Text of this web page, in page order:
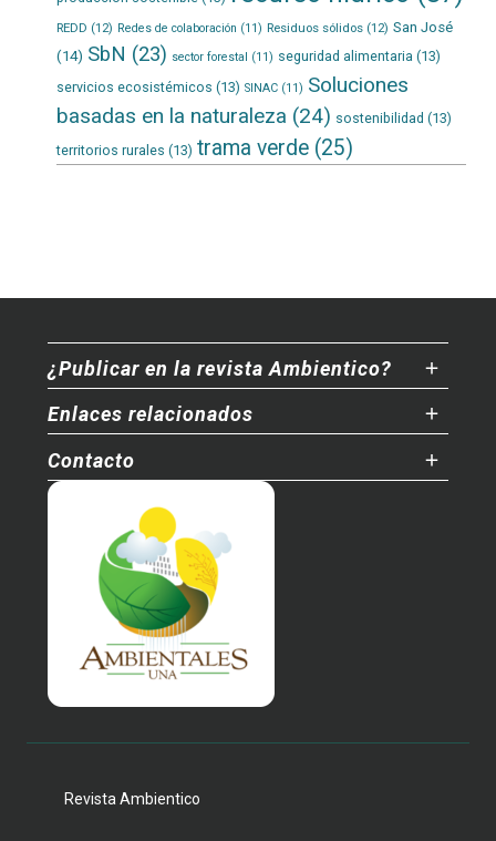
REDD (12) Redes de colaboración (11) Residuos sólidos(12) San José
(14) SbN (23) sector forestal (11) seguridad alimentaria (13)
servicios ecosistémicos (13) SINAC(11) Soluciones
basadas en la naturaleza (24) sostenibilidad (13)
territorios rurales (13) trama verde(25)
¿Publicar en la revista Ambientico?
Enlaces relacionados
Contacto
Revista Ambientico